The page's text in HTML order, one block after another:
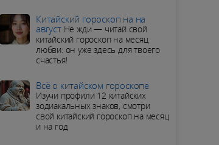
Советы месяца ПОДРОБНЫЙ ГОРОСКОП для
Китайский гороскоп на на
август Не жди — читай свой
китайский гороскоп на месяц
любви: он уже здесь для твоего
счастья!
Всё о китайском гороскопе
Изучи профили 12 китайских
зодиакальных знаков, смотри
свой китайский гороскоп на месяц
и на год